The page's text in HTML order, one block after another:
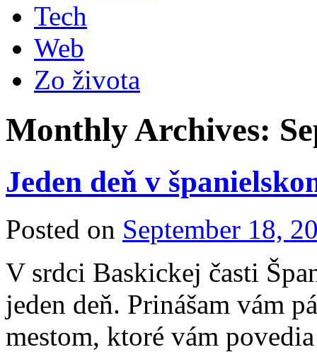
Tech
Web
Zo života
Monthly Archives:
Jeden deň v
Posted on September 18,
V srdci Baskickej časti
jeden deň. Prinášam vám
mestom, ktoré vám